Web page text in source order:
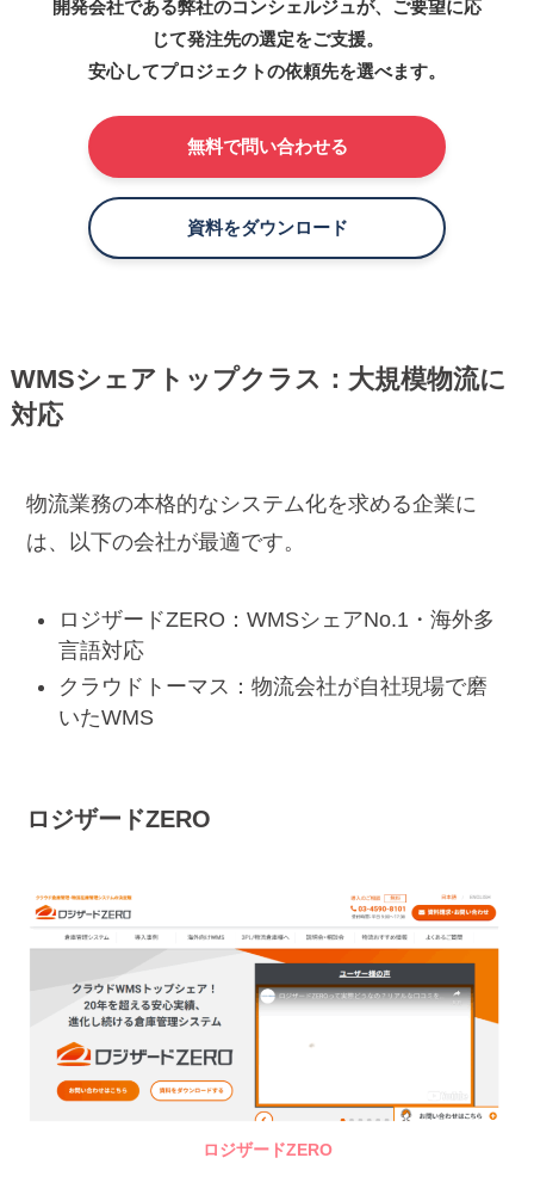
開発会社である弊社のコンシェルジュが、ご要望に応
じて発注先の選定をご支援。
安心してプロジェクトの依頼先を選べます。
無料で問い合わせる
資料をダウンロード
WMSシェアトップクラス：大規模物流に
対応
物流業務の本格的なシステム化を求める企業に
は、以下の会社が最適です。
ロジザードZERO：WMSシェアNo.1・海外多
言語対応
クラウドトーマス：物流会社が自社現場で磨
いたWMS
ロジザードZERO
ロジザードZERO